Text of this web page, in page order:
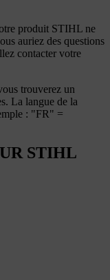
produit STIHL ne
auriez des questions
contacter votre
trouverez un
La langue de la
: "FR" =
STIHL